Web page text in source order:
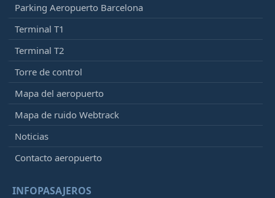
Parking Aeropuerto Barcelona
Terminal T1
Terminal T2
Torre de control
Mapa del aeropuerto
Mapa de ruido Webtrack
Noticias
Contacto aeropuerto
INFOPASAJEROS